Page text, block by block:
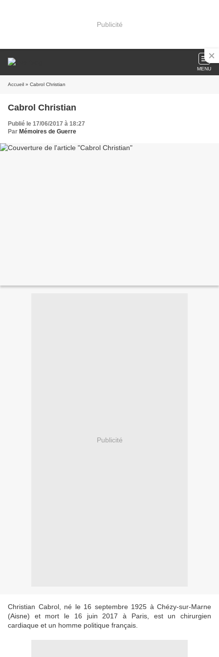
Publicité
MENU
Accueil » Cabrol Christian
Cabrol Christian
Publié le 17/06/2017 à 18:27
Par Mémoires de Guerre
Publicité
Christian Cabrol, né le 16 septembre 1925 à Chézy-sur-Marne
(Aisne) et mort le 16 juin 2017 à Paris, est un chirurgien
cardiaque et un homme politique français.